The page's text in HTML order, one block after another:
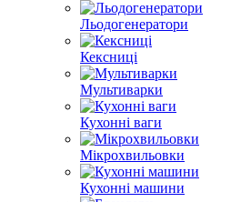
Льодогенератори
Кексниці
Мультиварки
Кухонні ваги
Мікрохвильовки
Кухонні машини